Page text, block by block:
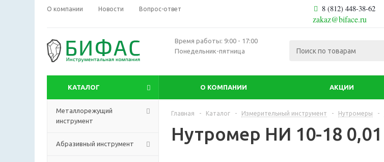
О компании Новости Вопрос-ответ 8 (812) 448-38-62
zakaz@biface.ru
Время работы: 9:00 - 17:00
Понедельник-пятница
КАТАЛОГ О КОМПАНИИ АКЦИИ
Металлорежущий
инструмент
Абразивный инструмент
Главная - Каталог - Измерительный инструмент - Нутромеры -
Нутромер НИ 10-18 0,01